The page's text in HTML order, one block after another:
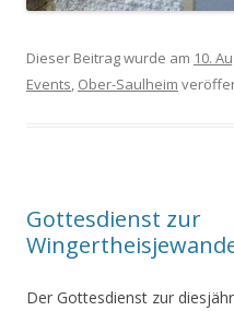
Dieser Beitrag wurde am 10.
Events, Ober-Saulheim
Gottesdienst zur
Der Gottesdienst zur